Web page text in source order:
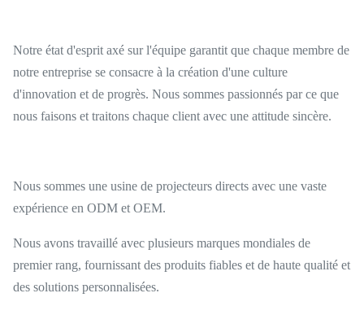
Notre état d'esprit axé sur l'équipe garantit que chaque membre de
notre entreprise se consacre à la création d'une culture
d'innovation et de progrès. Nous sommes passionnés par ce que
nous faisons et traitons chaque client avec une attitude sincère.
Nous sommes une usine de projecteurs directs avec une vaste
expérience en ODM et OEM.
Nous avons travaillé avec plusieurs marques mondiales de
premier rang, fournissant des produits fiables et de haute qualité et
des solutions personnalisées.